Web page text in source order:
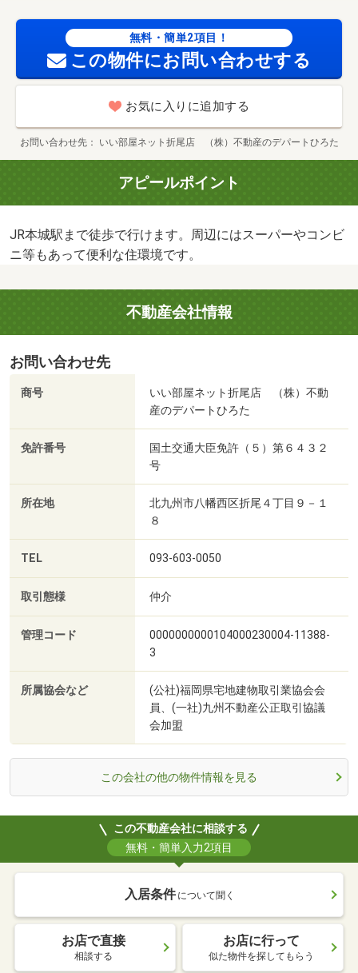
無料・簡単2項目！
この物件にお問い合わせする
お気に入りに追加する
お問い合わせ先 いい部屋ネット折尾店 （株）不動産のデパートひろた
アピールポイント
JR本城駅まで徒歩で行けます。周辺にはスーパーやコンビ
ニ等もあって便利な住環境です。
不動産会社情報
お問い合わせ先
商号
いい部屋ネット折尾店 （株）不動
産のデパートひろた
免許番号
国土交通大臣免許（５）第６４３２
号
所在地
北九州市八幡西区折尾４丁目９－１
８
TEL 093-603-0050
取引態様 仲介
管理コード
0000000000104000230004-11388-
3
所属協会など
(公社)福岡県宅地建物取引業協会会
員、(一社)九州不動産公正取引協議
会加盟
この会社の他の物件情報を見る
この不動産会社に相談する
無料・簡単入力2項目
入居条件 について聞く
お店で直接
相談する
お店に行って
似た物件を探してもらう